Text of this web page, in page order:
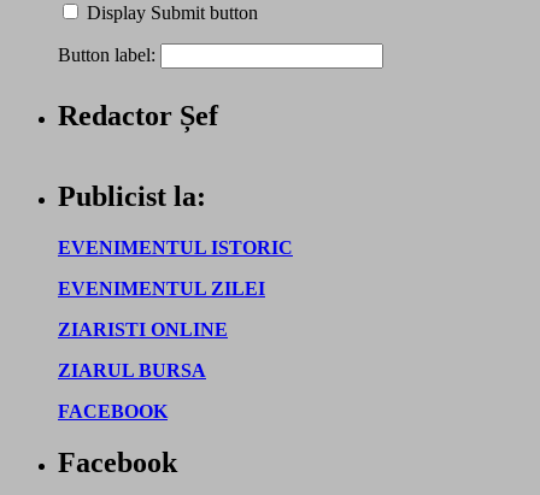
Display Submit button
Button label:
Redactor Șef
Publicist la:
EVENIMENTUL ISTORIC
EVENIMENTUL ZILEI
ZIARISTI ONLINE
ZIARUL BURSA
FACEBOOK
Facebook